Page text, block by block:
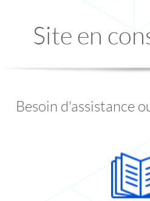
Site en
Besoin d'assistance